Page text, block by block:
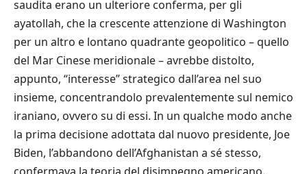
saudita erano un ulteriore conferma, per gli
ayatollah, che la crescente attenzione di Washington
per un altro e lontano quadrante geopolitico – quello
del Mar Cinese meridionale – avrebbe distolto,
appunto, “interesse” strategico dall’area nel suo
insieme, concentrandolo prevalentemente sul nemico
iraniano, ovvero su di essi. In un qualche modo anche
la prima decisione adottata dal nuovo presidente, Joe
Biden, l’abbandono dell’Afghanistan a sé stesso,